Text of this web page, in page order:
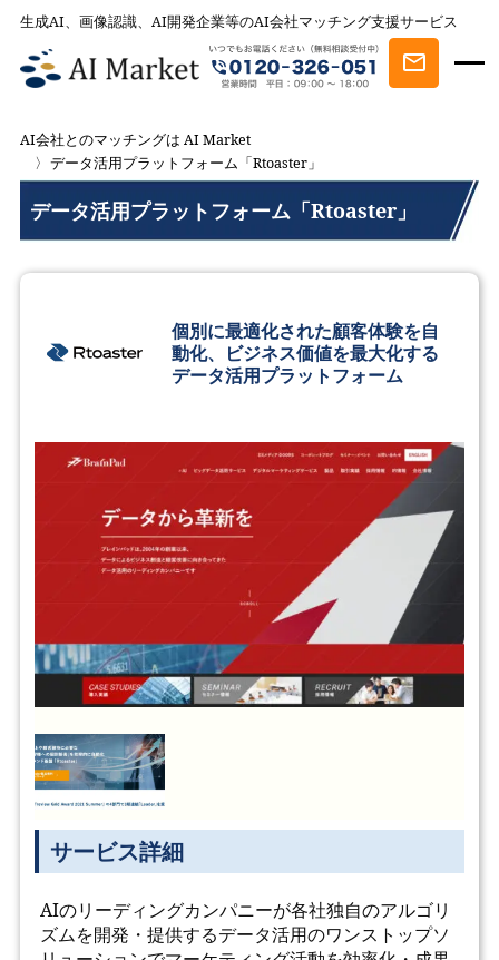
生成AI、画像認識、AI開発企業等のAI会社マッチング支援サービス
AI会社とのマッチングは AI Market
データ活用プラットフォーム「Rtoaster」
データ活用プラットフォーム「Rtoaster」
個別に最適化された顧客体験を自
動化、ビジネス価値を最大化する
データ活用プラットフォーム
サービス詳細
AIのリーディングカンパニーが各社独自のアルゴリ
ズムを開発・提供するデータ活用のワンストップソ